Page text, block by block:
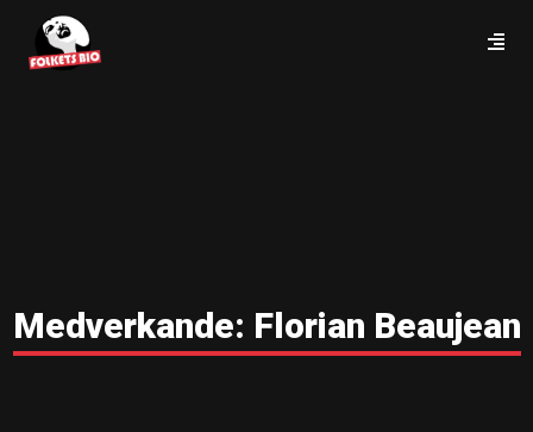
Medverkande: Florian Beaujean